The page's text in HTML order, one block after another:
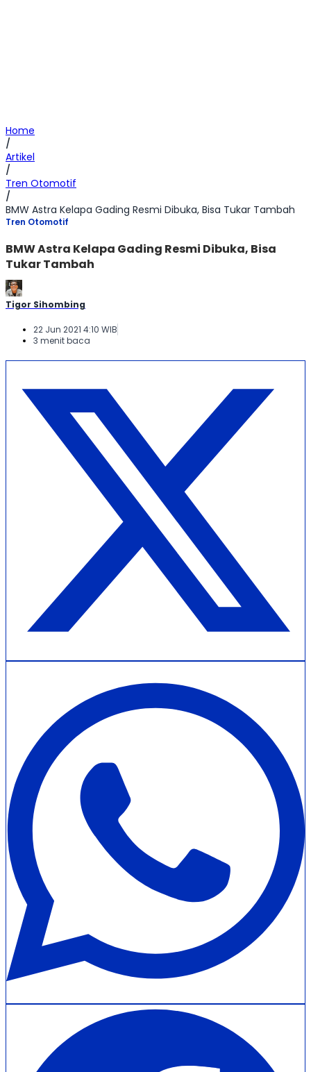
Home
/
Artikel
/
Tren Otomotif
/
BMW Astra Kelapa Gading Resmi Dibuka, Bisa Tukar Tambah
Tren Otomotif
BMW Astra Kelapa Gading Resmi Dibuka, Bisa
Tukar Tambah
Tigor Sihombing
22 Jun 2021 4:10 WIB
3 menit baca